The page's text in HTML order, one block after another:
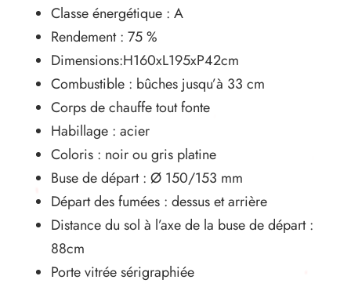
Classe énergétique : A
Rendement : 75 %
Dimensions:H160xL195xP42cm
Combustible : bûches jusqu’à 33 cm
Corps de chauffe tout fonte
Habillage : acier
Coloris : noir ou gris platine
Buse de départ : Ø 150/153 mm
Départ des fumées : dessus et arrière
Distance du sol à l’axe de la buse de départ :
88cm
Porte vitrée sérigraphiée